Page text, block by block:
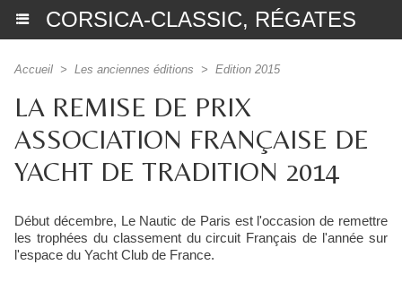
CORSICA-CLASSIC, RÉGATES
Accueil > Les anciennes éditions > Edition 2015
LA REMISE DE PRIX
ASSOCIATION FRANÇAISE DE
YACHT DE TRADITION 2014
Début décembre, Le Nautic de Paris est l'occasion de remettre
les trophées du classement du circuit Français de l'année sur
l'espace du Yacht Club de France.